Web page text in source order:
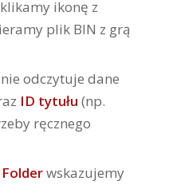
klikamy ikonę z
plik BIN z grą
odczytuje dane
ID tytułu (np.
ręcznego
wskazujemy